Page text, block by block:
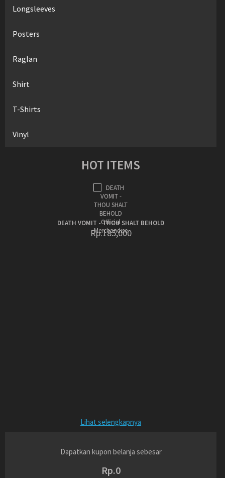
Longsleeves
Posters
Raglan
Shirt
T-Shirts
Vinyl
HOT ITEMS
DEATH VOMIT - THOU SHALT BEHOLD
Rp.185,000
Lihat selengkapnya
Dapatkan kupon belanja sebesar
Rp.0